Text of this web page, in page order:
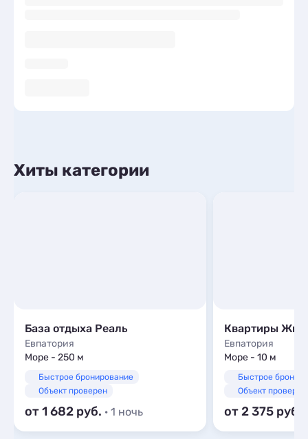
Хиты категории
База отдыха Реаль
Евпатория
Море - 250 м
Быстрое бронирование
Объект проверен
от 1 682 · 1 ночь
Евпатория
Море - 10 м
Быстрое
Объект проверен
от 2 375